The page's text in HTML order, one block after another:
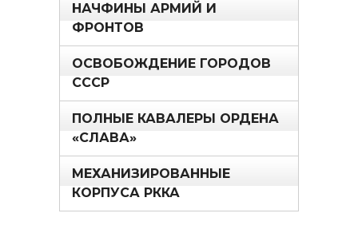
НАЧФИНЫ АРМИЙ И
ФРОНТОВ
ОСВОБОЖДЕНИЕ ГОРОДОВ
СССР
ПОЛНЫЕ КАВАЛЕРЫ ОРДЕНА
«СЛАВА»
МЕХАНИЗИРОВАННЫЕ
КОРПУСА РККА